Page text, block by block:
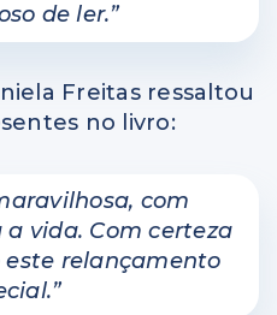
de ler.”
Freitas ressaltou
no livro:
com
vida. Com certeza
relançamento